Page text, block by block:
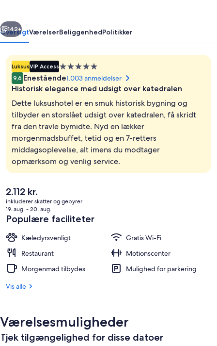
Overnatningsstedets facade
Næste
142+
OversigtVærelserBeliggenhedPolitikker
LuksusVIP AccessOvernatningssted
med
5.0
9,6 Enestående1.003 anmeldelser
Historisk elegance med udsigt over katedralen
Dette luksushotel er en smuk historisk bygning og
tilbyder en storslået udsigt over katedralen, få skridt
fra den travle bymidte. Nyd en lækker
morgenmadsbuffet, tetid og en 7-retters
middagsoplevelse, alt imens du modtager
opmærksom og venlig service.
Den
nuværende
pris
er
2.112 kr.
2.112 kr.
inkluderer skatter og gebyrer
19. aug. - 20. aug.
Populære faciliteter
Kæledyrsvenligt
Gratis Wi-Fi
Restaurant
Motionscenter
Morgenmad tilbydes
Mulighed for parkering
Vis alle
Værelsesmuligheder
Tjek tilgængelighed for disse datoer